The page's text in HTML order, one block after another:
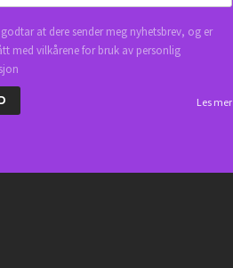
at dere sender meg nyhetsbrev, og er
med vilkårene for bruk av personlig
Les mer